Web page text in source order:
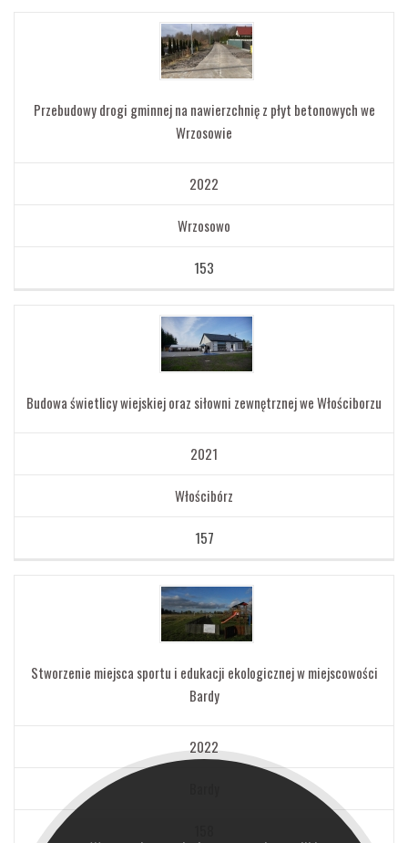
Przebudowy drogi gminnej na nawierzchnię z płyt betonowych we
Wrzosowie
2022
Wrzosowo
153
Budowa świetlicy wiejskiej oraz siłowni zewnętrznej we Włościborzu
2021
Włościbórz
157
Stworzenie miejsca sportu i edukacji ekologicznej w miejscowości
Bardy
2022